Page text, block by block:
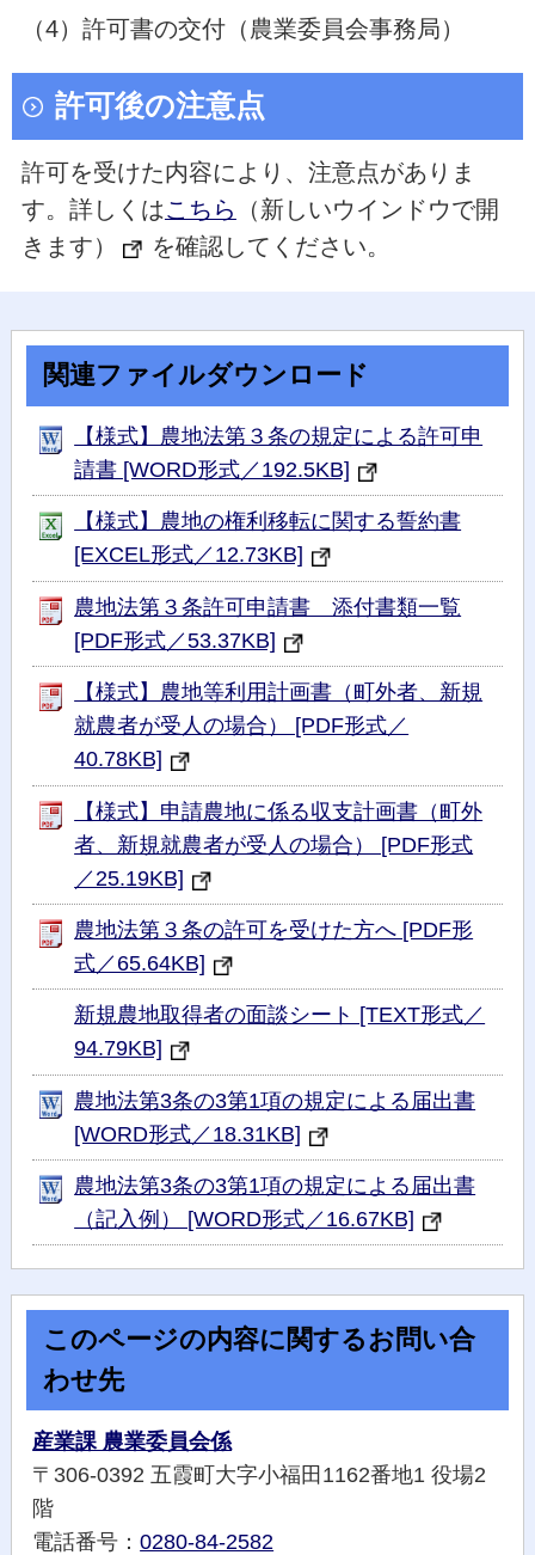
（4）許可書の交付（農業委員会事務局）
許可後の注意点
許可を受けた内容により、注意点がありま
す。詳しくはこちら
（新しいウインドウで開
きます）
を確認してください。
関連ファイルダウンロード
【様式】農地法第３条の規定による許可申
請書 [WORD形式／192.5KB]
【様式】農地の権利移転に関する誓約書
[EXCEL形式／12.73KB]
農地法第３条許可申請書 添付書類一覧
[PDF形式／53.37KB]
【様式】農地等利用計画書（町外者、新規
就農者が受人の場合） [PDF形式／
40.78KB]
【様式】申請農地に係る収支計画書（町外
者、新規就農者が受人の場合） [PDF形式
／25.19KB]
農地法第３条の許可を受けた方へ [PDF形
式／65.64KB]
新規農地取得者の面談シート [TEXT形式／
94.79KB]
農地法第3条の3第1項の規定による届出書
[WORD形式／18.31KB]
農地法第3条の3第1項の規定による届出書
（記入例） [WORD形式／16.67KB]
このページの内容に関するお問い合
わせ先
産業課 農業委員会係
〒306-0392 五霞町大字小福田1162番地1 役場2
階
電話番号：0280-84-2582